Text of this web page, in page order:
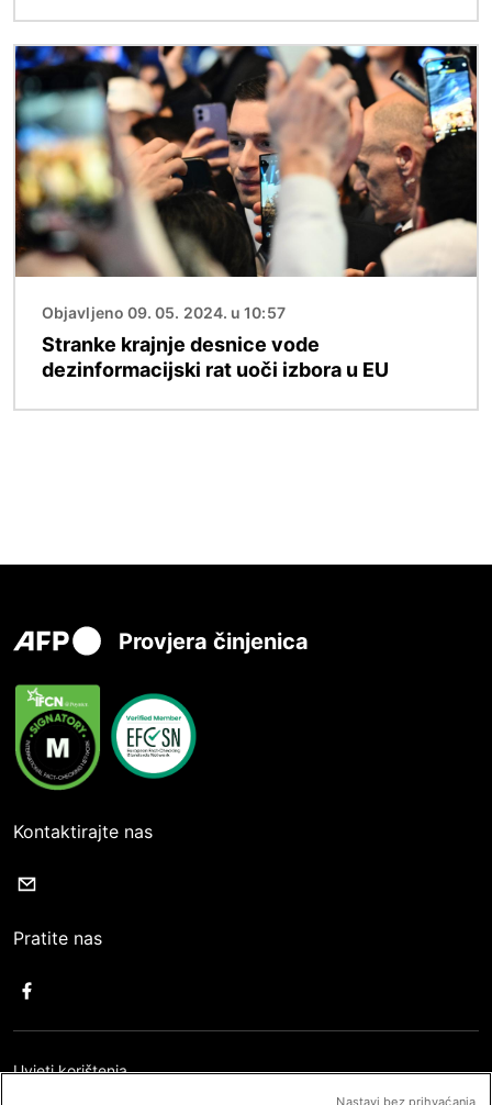
Slika
Objavljeno 09. 05. 2024. u 10:57
Stranke krajnje desnice vode
dezinformacijski rat uoči izbora u EU
Provjera činjenica
Kontaktirajte nas
Pratite nas
Uvjeti korištenja
Nastavi bez prihvaćanja